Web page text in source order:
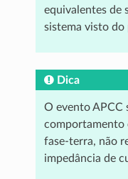
equivalentes de
sistema visto
Dica
O evento APCC
comportamento
fase-terra, não
impedância de